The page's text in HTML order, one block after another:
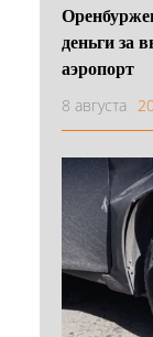
деньги за
аэропорт
8 августа